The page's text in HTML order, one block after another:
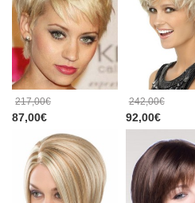
217,00€
87,00€
242,00€
92,00€